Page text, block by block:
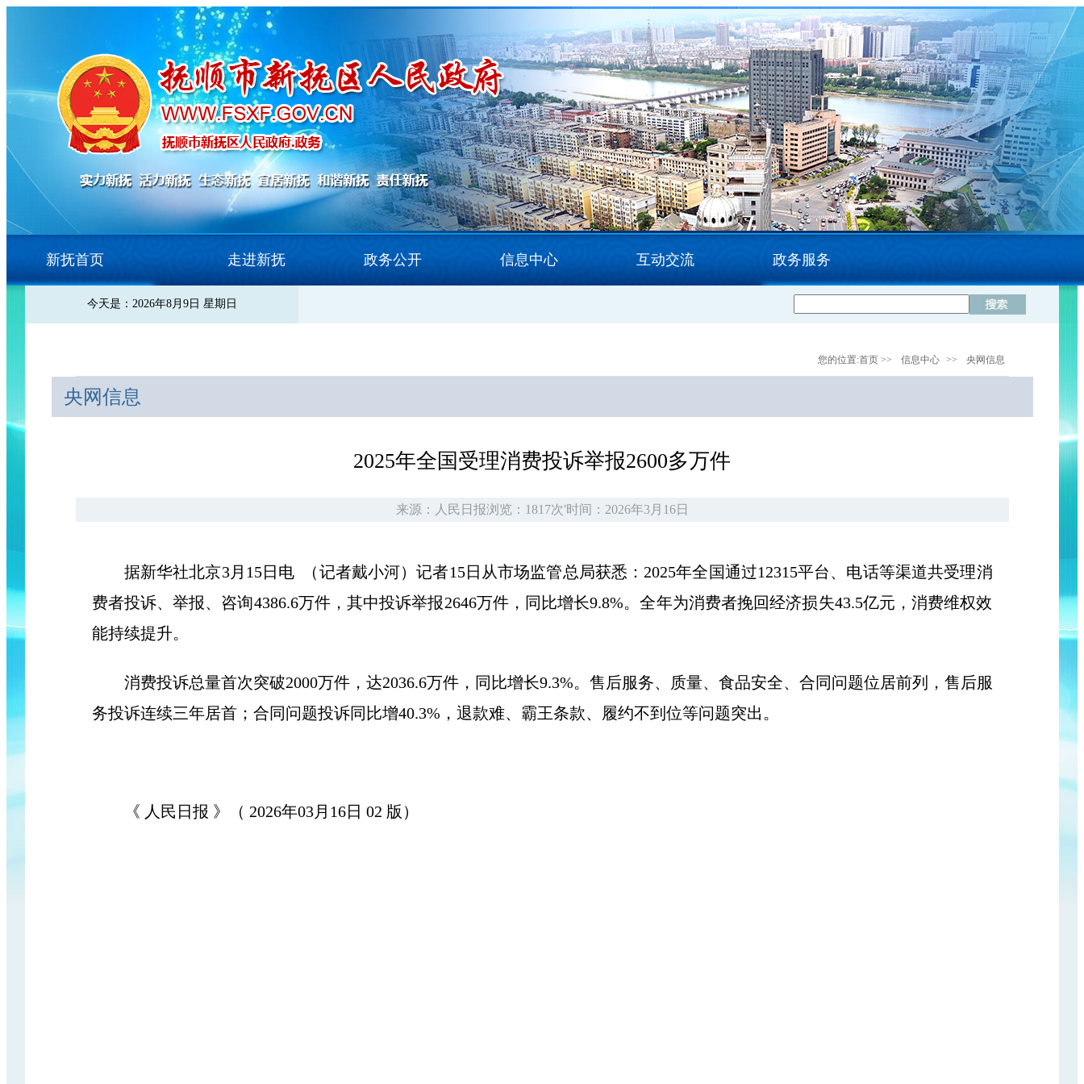
新抚首页 走进新抚 政务公开 信息中心 互动交流 政务服务
今天是：2026年8月9日 星期日
您的位置:首页>> 信息中心 >> 央网信息
央网信息
2025年全国受理消费投诉举报2600多万件
来源：人民日报浏览：1817次'时间：2026年3月16日
据新华社北京3月15日电 （记者戴小河）记者15日从市场监管总局获悉：2025年全国通过12315平台、电话等渠道共受理消
费者投诉、举报、咨询4386.6万件，其中投诉举报2646万件，同比增长9.8%。全年为消费者挽回经济损失43.5亿元，消费维权效
能持续提升。
消费投诉总量首次突破2000万件，达2036.6万件，同比增长9.3%。售后服务、质量、食品安全、合同问题位居前列，售后服
务投诉连续三年居首；合同问题投诉同比增40.3%，退款难、霸王条款、履约不到位等问题突出。
《 人民日报 》（ 2026年03月16日 02 版）